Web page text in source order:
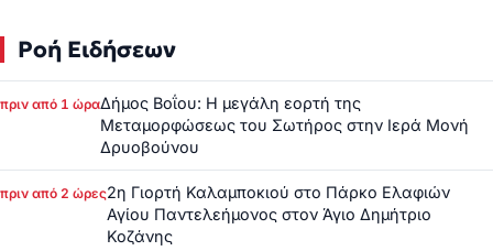
Ροή Ειδήσεων
πριν από 1 ώραΔήμος Βοΐου: Η μεγάλη εορτή της
Μεταμορφώσεως του Σωτήρος στην Ιερά Μονή
Δρυοβούνου
πριν από 2 ώρες2η Γιορτή Καλαμποκιού στο Πάρκο Ελαφιών
Αγίου Παντελεήμονος στον Άγιο Δημήτριο
Κοζάνης